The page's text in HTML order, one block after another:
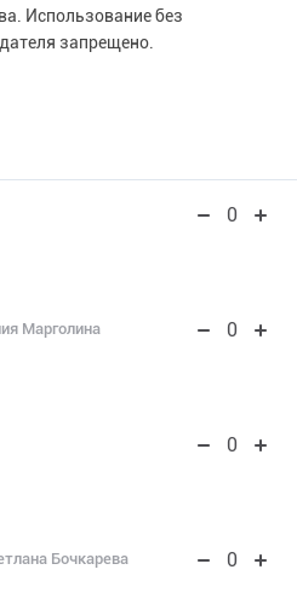
Использование без
запрещено.
0
Марголина 0
0
Бочкарева 0